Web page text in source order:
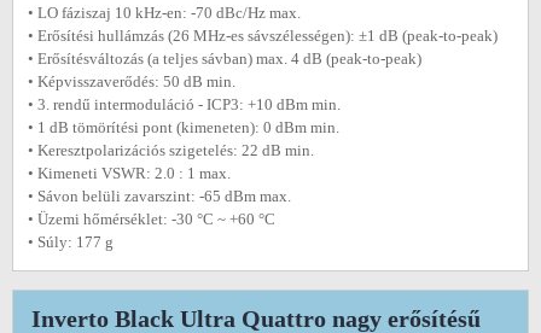
• LO fáziszaj 10 kHz-en: -70 dBc/Hz max.
• Erősítési hullámzás (26 MHz-es sávszélességen): ±1 dB (peak-to-peak)
• Erősítésváltozás (a teljes sávban) max. 4 dB (peak-to-peak)
• Képvisszaverődés: 50 dB min.
• 3. rendű intermoduláció - ICP3: +10 dBm min.
• 1 dB tömörítési pont (kimeneten): 0 dBm min.
• Keresztpolarizációs szigetelés: 22 dB min.
• Kimeneti VSWR: 2.0 : 1 max.
• Sávon belüli zavarszint: -65 dBm max.
• Üzemi hőmérséklet: -30 °C ~ +60 °C
• Súly: 177 g
Inverto Black Ultra Quattro nagy erősítésű